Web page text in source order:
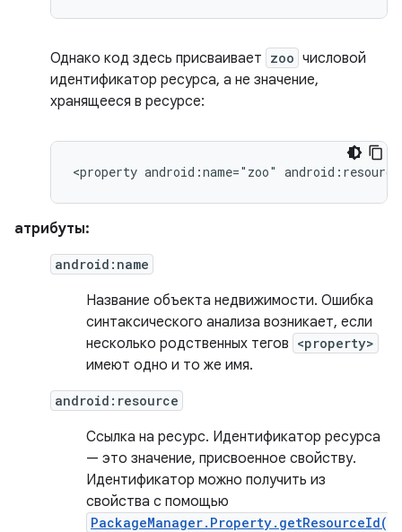
Однако код здесь присваивает zoo числовой
идентификатор ресурса, а не значение,
хранящееся в ресурсе:
<property android:name="zoo"
атрибуты:
android:name
Название объекта недвижимости. Ошибка
синтаксического анализа возникает, если
несколько родственных тегов <property>
имеют одно и то же имя.
android:resource
Ссылка на ресурс. Идентификатор ресурса
— это значение, присвоенное свойству.
Идентификатор можно получить из
свойства с помощью
PackageManager.Property.getResourceId(